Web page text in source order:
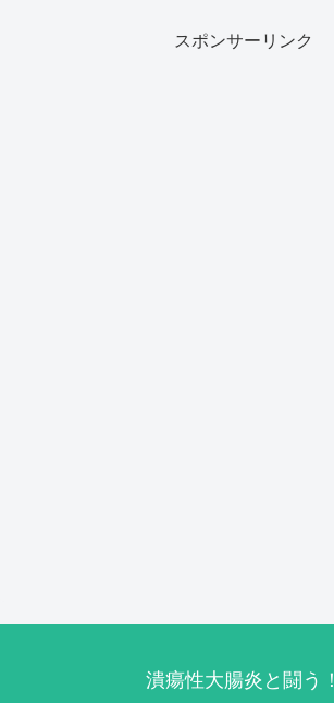
スポンサーリンク
潰瘍性大腸炎と闘う！